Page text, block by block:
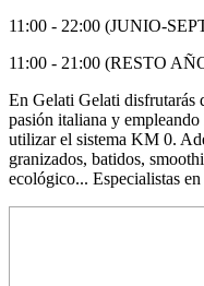
11:00 - 22:00 (JUNIO-
11:00 - 21:00 (RESTO
En Gelati Gelati disfrutarás
pasión italiana y
utilizar el sistema KM 0.
granizados, batidos,
ecológico... Especialistas